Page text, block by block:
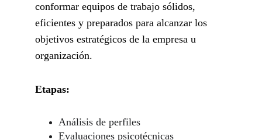
conformar equipos de trabajo sólidos,
eficientes y preparados para alcanzar los
objetivos estratégicos de la empresa u
organización.
Etapas:
Análisis de perfiles
Evaluaciones psicotécnicas